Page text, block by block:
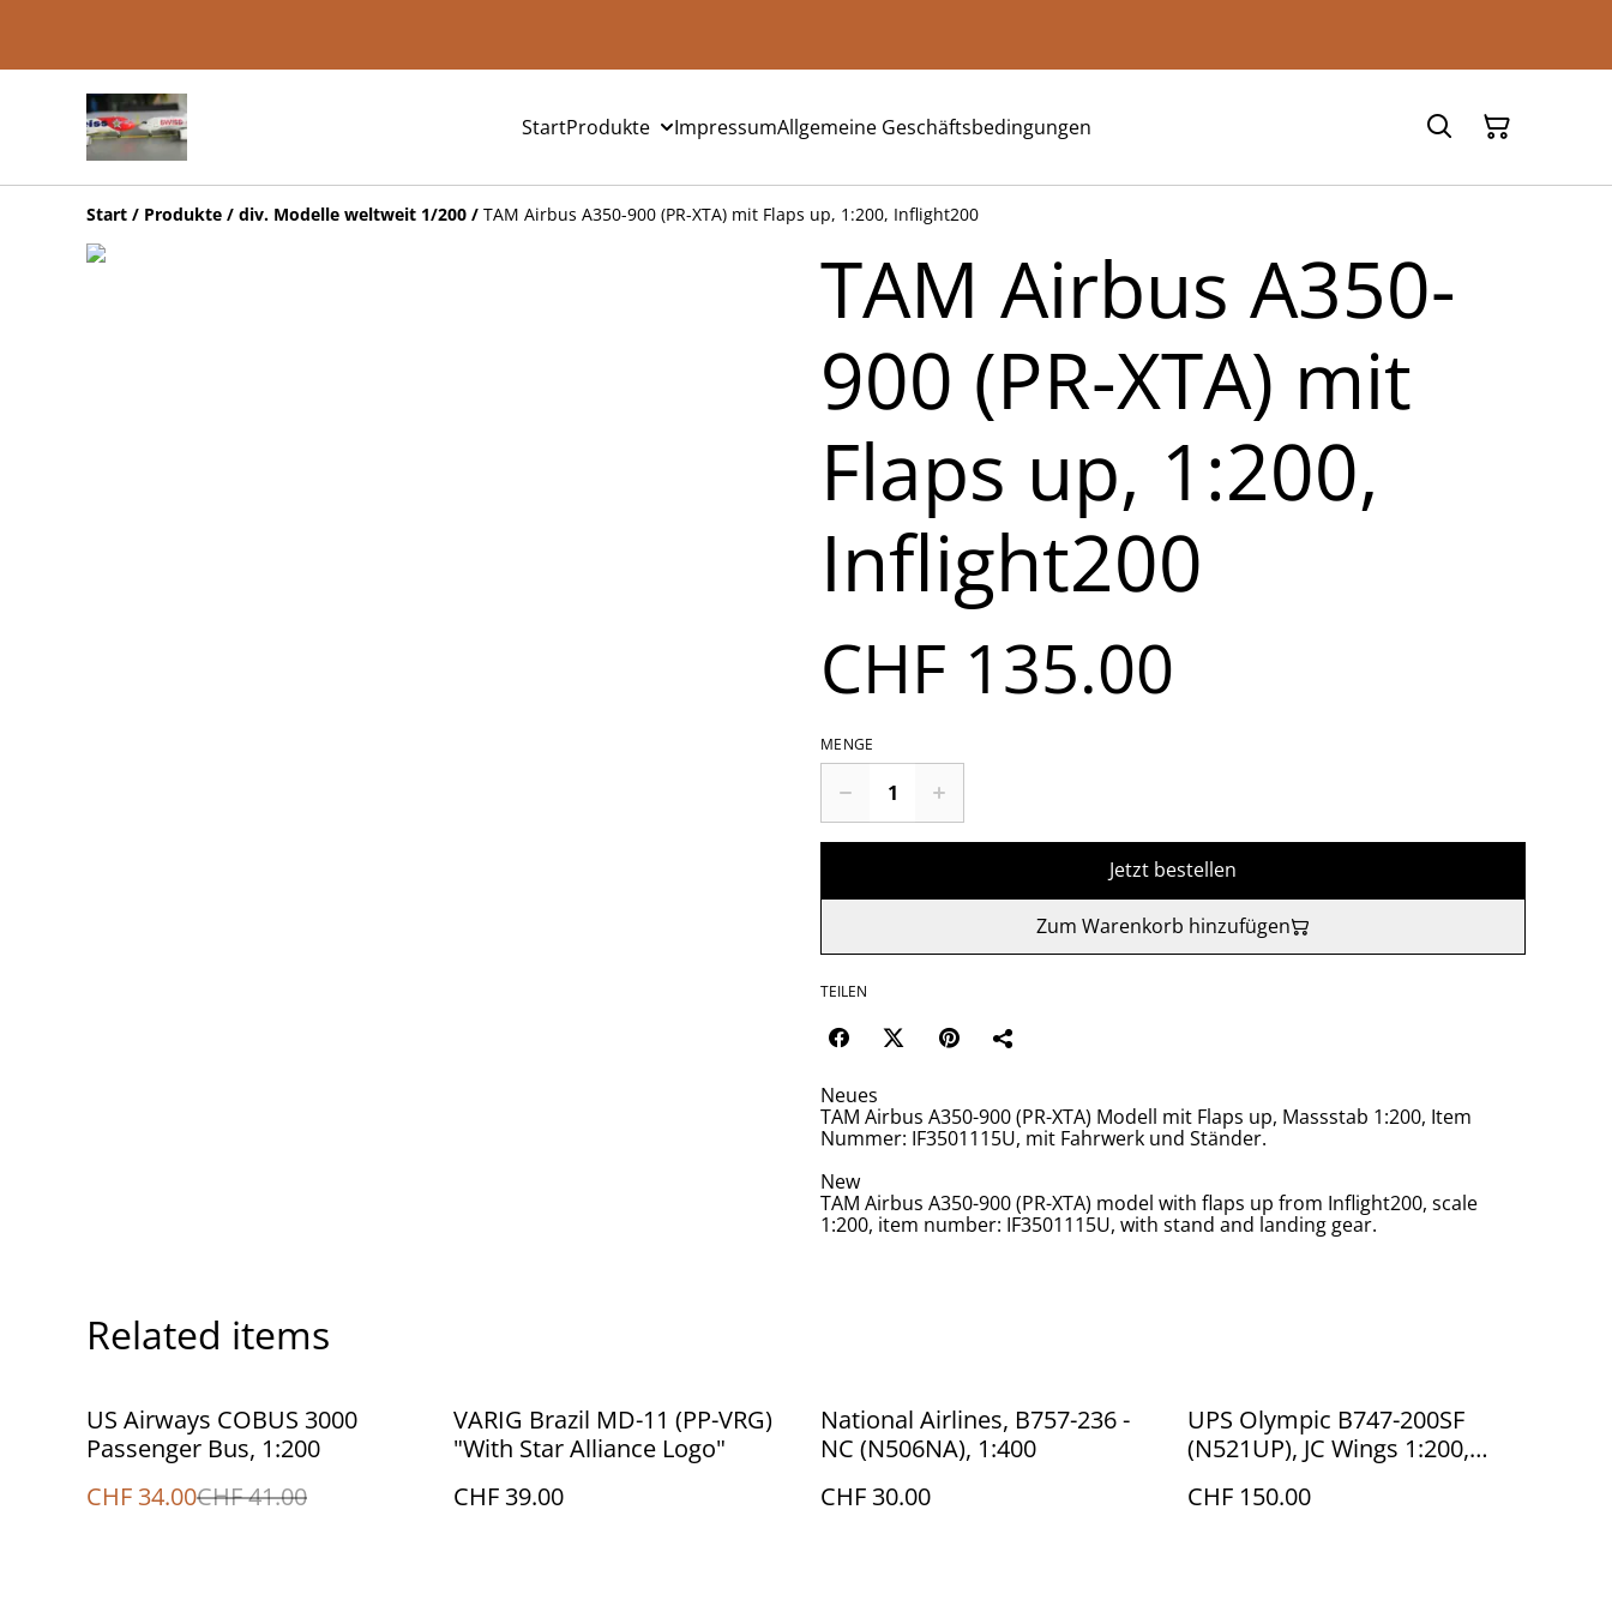
StartProdukte ImpressumAllgemeine Geschäftsbedingungen
Start / Produkte / div. Modelle weltweit 1/200 / TAM Airbus A350-900 (PR-XTA) mit Flaps up, 1:200, Inflight200
TAM Airbus A350-
900 (PR-XTA) mit
Flaps up, 1:200,
Inflight200
CHF 135.00
MENGE
Jetzt bestellen
Zum Warenkorb hinzufügen
TEILEN
Neues
TAM Airbus A350-900 (PR-XTA) Modell mit Flaps up, Massstab 1:200, Item
Nummer: IF3501115U, mit Fahrwerk und Ständer.
New
TAM Airbus A350-900 (PR-XTA) model with flaps up from Inflight200, scale
1:200, item number: IF3501115U, with stand and landing gear.
Related items
%
US Airways COBUS 3000
Passenger Bus, 1:200
CHF 34.00CHF 41.00
VARIG Brazil MD-11 (PP-VRG)
"With Star Alliance Logo"
CHF 39.00
National Airlines, B757-236 -
NC (N506NA), 1:400
CHF 30.00
UPS Olympic B747-200SF
(N521UP), JC Wings 1:200,
CHF 150.00